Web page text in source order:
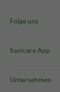
Folge uns
Sanicare App
Unternehmen